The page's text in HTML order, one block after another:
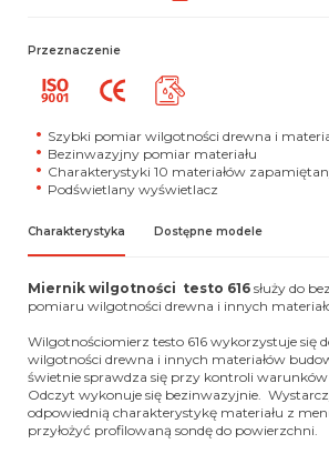
Przeznaczenie
Szybki pomiar wilgotności drewna i
Bezinwazyjny pomiar materiału
Charakterystyki 10 materiałów
Podświetlany wyświetlacz
Charakterystyka Dostępne modele
Miernik wilgotności testo 616 służy do
pomiaru wilgotności drewna i innych
Wilgotnościomierz testo 616 wykorzystuje się
wilgotności drewna i innych materiałów
świetnie sprawdza się przy kontroli warunków
Odczyt wykonuje się bezinwazyjnie.
odpowiednią charakterystykę materiału z
przyłożyć profilowaną sondę do powierzchni.